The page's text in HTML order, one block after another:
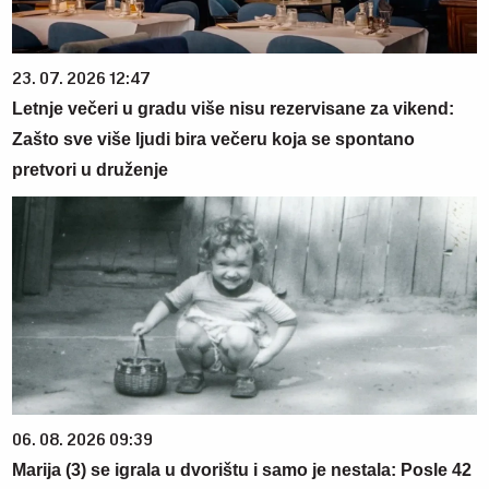
23. 07. 2026 12:47
Letnje večeri u gradu više nisu rezervisane za vikend:
Zašto sve više ljudi bira večeru koja se spontano
pretvori u druženje
06. 08. 2026 09:39
Marija (3) se igrala u dvorištu i samo je nestala: Posle 42